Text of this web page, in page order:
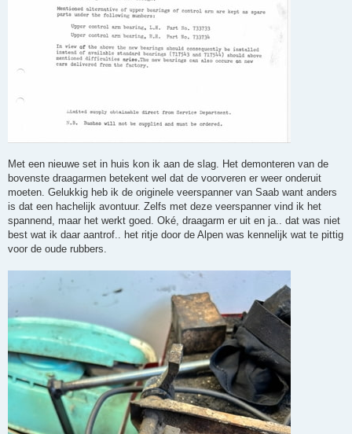
Met een nieuwe set in huis kon ik aan de slag. Het demonteren van de
bovenste draagarmen betekent wel dat de voorveren er weer onderuit
moeten. Gelukkig heb ik de originele veerspanner van Saab want anders
is dat een hachelijk avontuur. Zelfs met deze veerspanner vind ik het
spannend, maar het werkt goed. Oké, draagarm er uit en ja.. dat was niet
best wat ik daar aantrof.. het ritje door de Alpen was kennelijk wat te pittig
voor de oude rubbers.